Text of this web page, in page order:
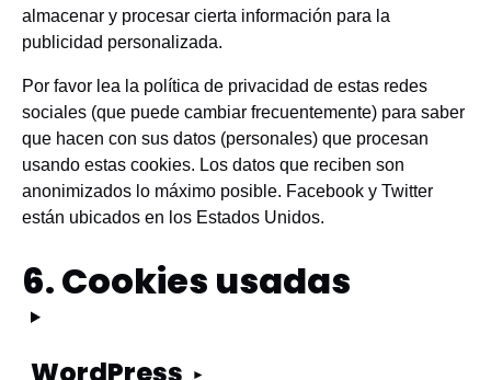
almacenar y procesar cierta información para la
publicidad personalizada.
Por favor lea la política de privacidad de estas redes
sociales (que puede cambiar frecuentemente) para saber
que hacen con sus datos (personales) que procesan
usando estas cookies. Los datos que reciben son
anonimizados lo máximo posible. Facebook y Twitter
están ubicados en los Estados Unidos.
6. Cookies usadas